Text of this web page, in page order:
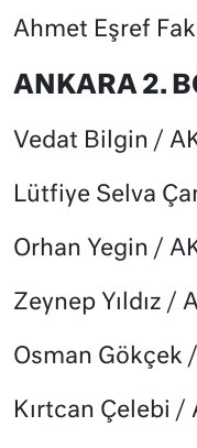
Ahmet Eşref
ANKARA 2.
Vedat Bilgin /
Lütfiye Selva
Orhan Yegin /
Zeynep Yıldız /
Osman Gökçek
Kırtcan Çelebi /